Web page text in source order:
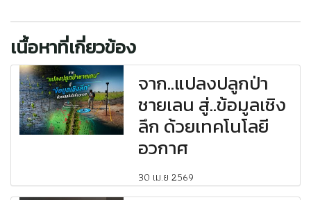
เนื้อหาที่เกี่ยวข้อง
จาก..แปลงปลูกป่า
ชายเลน สู่..ข้อมูลเชิง
ลึก ด้วยเทคโนโลยี
อวกาศ
30 เม.ย 2569